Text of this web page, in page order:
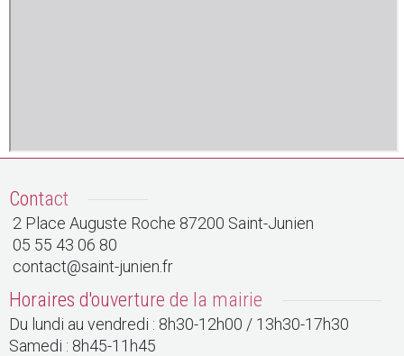
Contact
2 Place Auguste Roche 87200 Saint-Junien
05 55 43 06 80
contact@saint-junien.fr
Horaires d'ouverture de la mairie
Du lundi au vendredi : 8h30-12h00 / 13h30-17h30
Samedi : 8h45-11h45